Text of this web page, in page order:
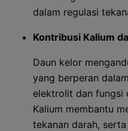
dalam regulasi
Kontribusi Kalium
Daun kelor
yang berperan
elektrolit dan fungsi
Kalium membantu
tekanan darah,